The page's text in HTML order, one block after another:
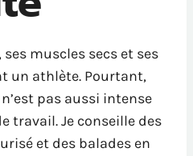
muscles secs et ses
un athlète. Pourtant,
pas aussi intense
travail. Je conseille des
et des balades en